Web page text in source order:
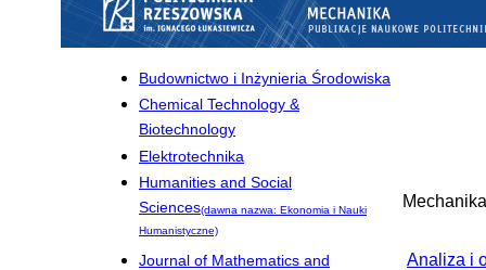
Budownictwo i Inżynieria Środowiska
Chemical Technology &
Biotechnology
Elektrotechnika
Humanities and Social
Sciences(dawna nazwa: Ekonomia i Nauki
Humanistyczne)
Journal of Mathematics and
Mechanika
Analiza i